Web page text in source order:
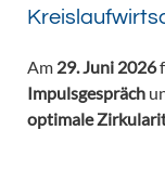
Am 29. Juni 2026
Impulsgespräch
optimale